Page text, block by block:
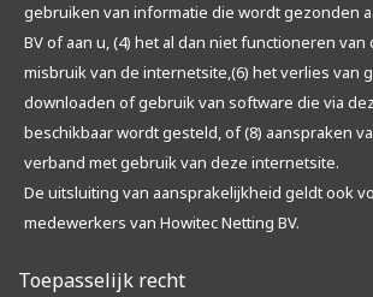
gebruiken van informatie die wordt gezonden
BV of aan u, (4) het al dan niet functioneren
misbruik van de internetsite,(6) het verlies van
downloaden of gebruik van software die via
beschikbaar wordt gesteld, of (8) aanspraken
verband met gebruik van deze internetsite.
De uitsluiting van aansprakelijkheid geldt ook
medewerkers van Howitec Netting BV.
Toepasselijk recht